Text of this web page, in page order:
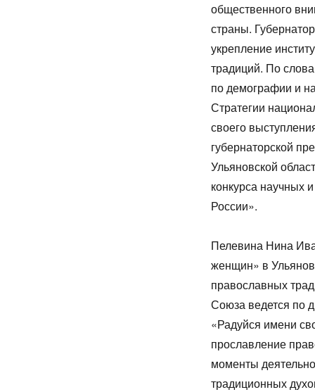
общественного
страны.
укрепление
традиций. По
по демографии и
Стратегии
своего
губернаторской
Ульяновской
конкурса научных
России».
Пелевина Нина
женщин» в
православных
Союза ведется по
«Радуйся имени
прославление
моменты
традиционных